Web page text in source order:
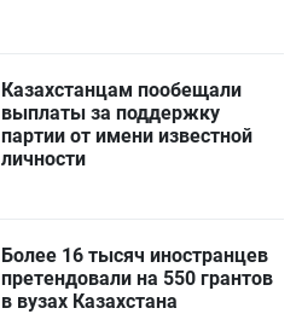
Казахстанцам пообещали
выплаты за поддержку
партии от имени известной
личности
Более 16 тысяч иностранцев
претендовали на 550 грантов
в вузах Казахстана